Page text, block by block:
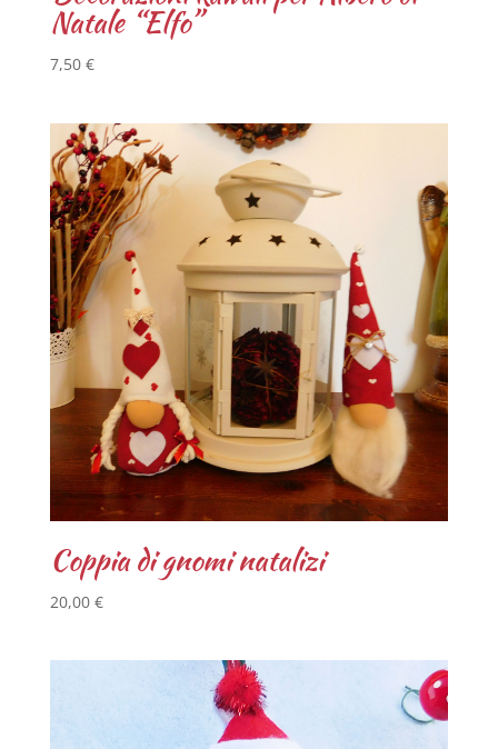
Natale “Elfo”
7,50 €
Coppia di gnomi natalizi
20,00 €